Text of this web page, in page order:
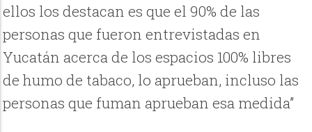
ellos los destacan es que el 90% de las
personas que fueron entrevistadas en
Yucatán acerca de los espacios 100% libres
de humo de tabaco, lo aprueban, incluso las
personas que fuman aprueban esa medida”